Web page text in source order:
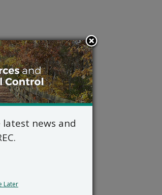
news and
Later